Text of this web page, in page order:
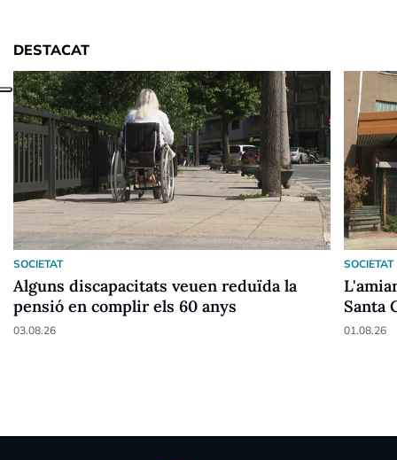
DESTACAT
SOCIETAT
Alguns discapacitats veuen reduïda la
pensió en complir els 60 anys
03.08.26
SOCIETAT
Santa
01.08.26